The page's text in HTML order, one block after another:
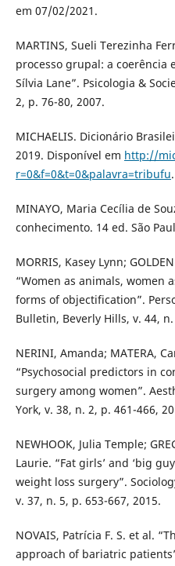
em 07/02/2021.
MARTINS, Sueli Terezinha
processo grupal: a coerência
Sílvia Lane”. Psicologia &
2, p. 76-80, 2007.
MICHAELIS. Dicionário
2019. Disponível em http://
r=0&f=0&t=0&palavra=tribufu
MINAYO, Maria Cecília de
conhecimento. 14 ed. São
MORRIS, Kasey Lynn;
“Women as animals, women
forms of objectification”.
Bulletin, Beverly Hills, v. 44,
NERINI, Amanda; MATERA,
“Psychosocial predictors in
surgery among women”.
York, v. 38, n. 2, p. 461-466,
NEWHOOK, Julia Temple;
Laurie. “Fat girls’ and ‘big
weight loss surgery”.
v. 37, n. 5, p. 653-667, 2015.
NOVAIS, Patrícia F. S. et al.
approach of bariatric